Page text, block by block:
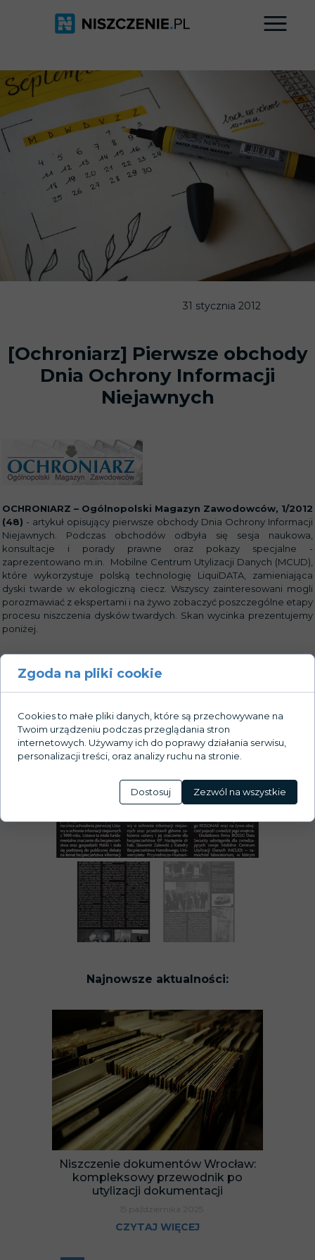
Najnowsze aktualności:
Niszczenie dokumentów Wrocław:
kompleksowy przewodnik po
utylizacji dokumentacji
15 października 2025
CZYTAJ WIĘCEJ
31 stycznia 2012
[Ochroniarz] Pierwsze obchody
Dnia Ochrony Informacji
Niejawnych
OCHRONIARZ – Ogólnopolski Magazyn Zawodowców, 1/2012
(48) - artykuł opisujący pierwsze obchody Dnia Ochrony Informacji
Niejawnych. Podczas obchodów odbyła się sesja naukowa,
konsultacje i porady prawne oraz pokazy specjalne -
zaprezentowano m.in. Mobilne Centrum Utylizacji Danych (MCUD),
które wykorzystuje polską technologię LiquiDATA, zamieniająca
dyski twarde w ekologiczną ciecz. Wszyscy zainteresowani mogli
porozmawiać z ekspertami i na żywo zobaczyć poszczególne etapy
procesu niszczenia dysków twardych. Skan wycinka prezentujemy
poniżej.
Zgoda na pliki cookie
Cookies to małe pliki danych, które są przechowywane na
Twoim urządzeniu podczas przeglądania stron
internetowych. Używamy ich do poprawy działania serwisu,
personalizacji treści, oraz analizy ruchu na stronie.
Dostosuj Zezwól na wszystkie